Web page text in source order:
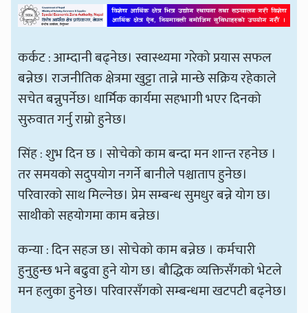
कर्कट : आम्दानी बढ्नेछ। स्वास्थ्यमा गरेको प्रयास सफल
बन्नेछ। राजनीतिक क्षेत्रमा खुट्टा तान्ने मान्छे सक्रिय रहेकाले
सचेत बन्नुपर्नेछ। धार्मिक कार्यमा सहभागी भएर दिनको
सुरुवात गर्नु राम्रो हुनेछ।
सिंह : शुभ दिन छ । सोचेको काम बन्दा मन शान्त रहनेछ ।
तर समयको सदुपयोग नगर्ने बानीले पश्चाताप हुनेछ।
परिवारको साथ मिल्नेछ। प्रेम सम्बन्ध सुमधुर बन्ने योग छ।
साथीको सहयोगमा काम बन्नेछ।
कन्या : दिन सहज छ। सोचेको काम बन्नेछ । कर्मचारी
हुनुहुन्छ भने बढुवा हुने योग छ। बौद्धिक व्यक्तिसँगको भेटले
मन हलुका हुनेछ। परिवारसँगको सम्बन्धमा खटपटी बढ्नेछ।